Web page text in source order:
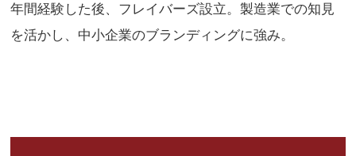
年間経験した後、フレイバーズ設立。製造業での知見
を活かし、中小企業のブランディングに強み。